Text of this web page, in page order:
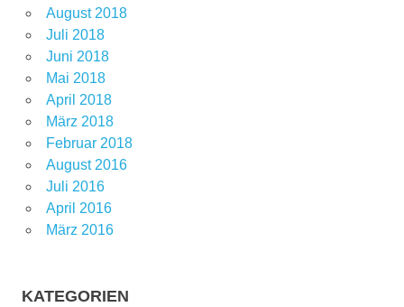
August 2018
Juli 2018
Juni 2018
Mai 2018
April 2018
März 2018
Februar 2018
August 2016
Juli 2016
April 2016
März 2016
KATEGORIEN